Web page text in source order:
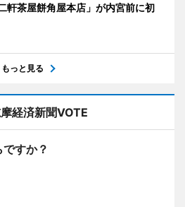
軒茶屋餅角屋本店」が内宮前に初
もっと見る
経済新聞VOTE
すか？